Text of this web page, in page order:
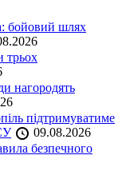
бойовий шлях
трьох
нагородять
підтримуватиме
09.08.2026
безпечного